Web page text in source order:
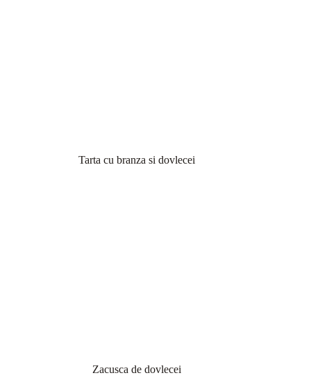
Tarta cu branza si dovlecei
Zacusca de dovlecei